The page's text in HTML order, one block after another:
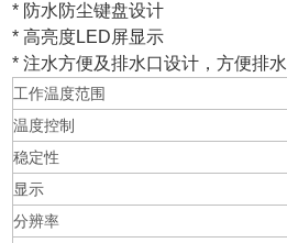
* 防水防尘键盘设计
*高亮度LED屏显示
*注水方便及排水口设计，方便排水
工作温度范围
温度控制
稳定性
显示
分辨率